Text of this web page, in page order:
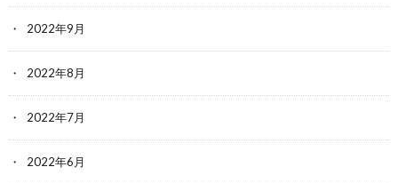
2022年9月
2022年8月
2022年7月
2022年6月